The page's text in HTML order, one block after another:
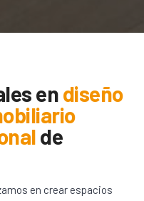
endiseño
de
en crear espacios